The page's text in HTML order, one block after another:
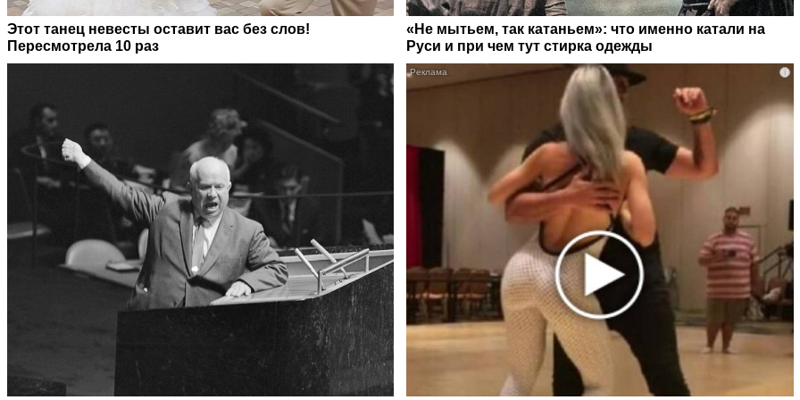
Этот танец невесты оставит вас без слов!
Пересмотрела 10 раз
«Не мытьем, так катаньем»: что именно катали на
Руси и при чем тут стирка одежды
i